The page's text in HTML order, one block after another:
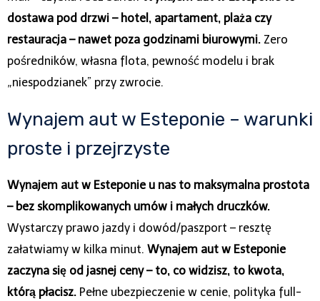
dostawa pod drzwi – hotel, apartament, plaża czy
restauracja – nawet poza godzinami biurowymi. Zero
pośredników, własna flota, pewność modelu i brak
„niespodzianek” przy zwrocie.
Wynajem aut w Esteponie – warunki
proste i przejrzyste
Wynajem aut w Esteponie u nas to maksymalna prostota
– bez skomplikowanych umów i małych druczków.
Wystarczy prawo jazdy i dowód/paszport – resztę
załatwiamy w kilka minut. Wynajem aut w Esteponie
zaczyna się od jasnej ceny – to, co widzisz, to kwota,
którą płacisz. Pełne ubezpieczenie w cenie, polityka full-